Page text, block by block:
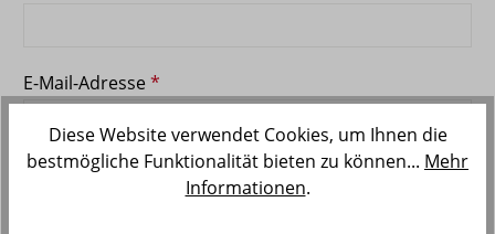
E-Mail-Adresse*
Diese Website verwendet Cookies, um Ihnen die
bestmögliche Funktionalität bieten zu können... Mehr
Informationen.